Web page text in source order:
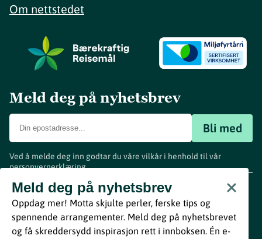
Om nettstedet
Meld deg på nyhetsbrev
Bli med
Ved å melde deg inn godtar du våre vilkår i henhold til vår
personvernerklæring.
Meld deg på nyhetsbrev
Oppdag mer! Motta skjulte perler, ferske tips og
spennende arrangementer. Meld deg på nyhetsbrevet
og få skreddersydd inspirasjon rett i innboksen. Én e-
www.visitvestfold.com
Turistinformasjon
Vestfold Fylkeskommune
ByBreakfast